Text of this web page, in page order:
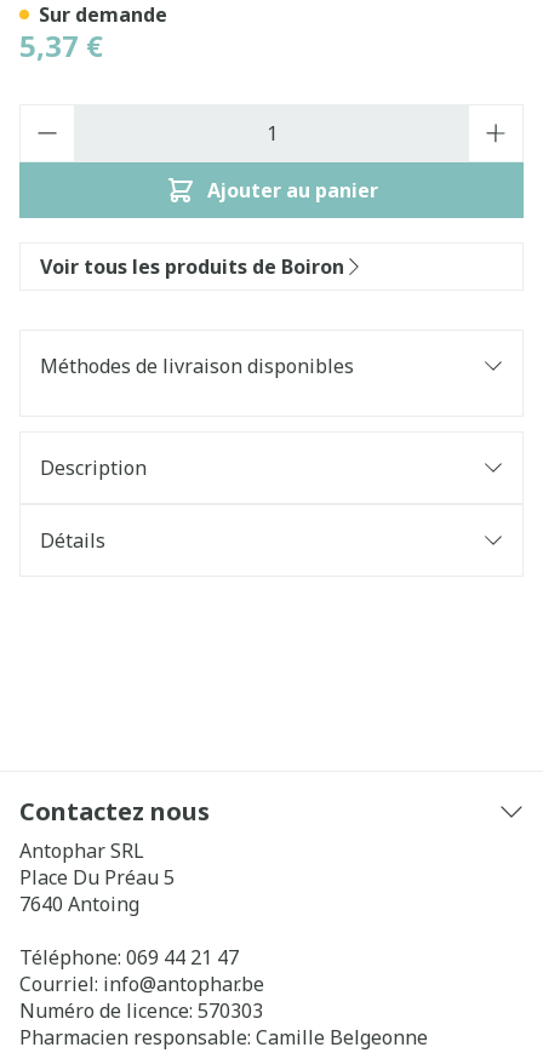
5,37 €
Ajouter au panier
Sur demande
Voir tous les produits de Boiron
Méthodes de livraison disponibles
Description
Détails
Contactez nous
Antophar SRL
Place Du Préau 5
7640 Antoing
Téléphone: 069 44 21 47
Courriel: info@antophar.be
Numéro de licence: 570303
Pharmacien responsable: Camille Belgeonne